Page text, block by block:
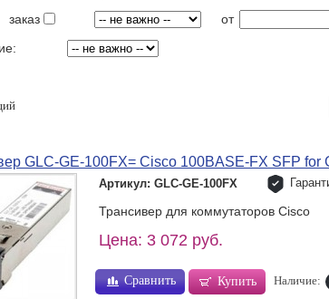
заказ от
GLC-GE-100FX= Cisco 100BASE-FX SFP for
Артикул: GLC-GE-100FX
Трансивер для коммутаторов Cisco
Цена: 3 072 руб.
Сравнить Купить Наличие: